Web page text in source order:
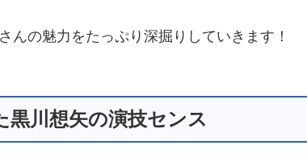
んの魅力をたっぷり深掘りしていきます！
黒川想矢の演技センス